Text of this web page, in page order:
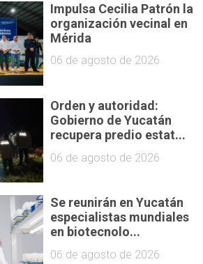
Impulsa Cecilia Patrón la
organización vecinal en
Mérida
06 de agosto de 2026
Orden y autoridad:
Gobierno de Yucatán
recupera predio estat...
06 de agosto de 2026
Se reunirán en Yucatán
especialistas mundiales
en biotecnolo...
06 de agosto de 2026